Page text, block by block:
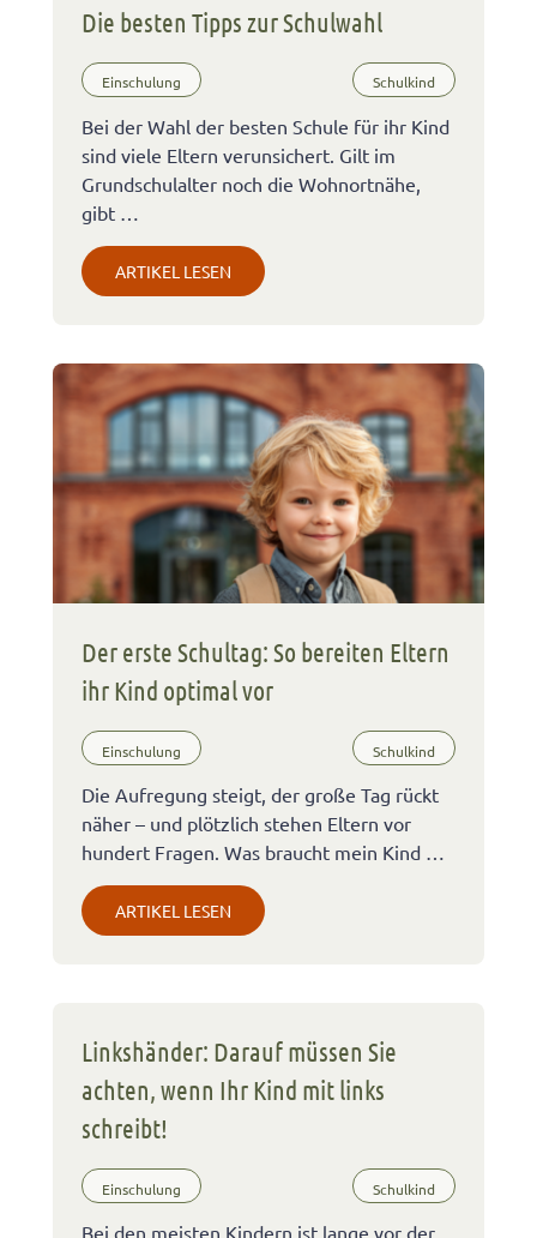
Die besten Tipps zur Schulwahl
Einschulung Schulkind
Bei der Wahl der besten Schule für ihr Kind
sind viele Eltern verunsichert. Gilt im
Grundschulalter noch die Wohnortnähe,
gibt …
ARTIKEL LESEN
Der erste Schultag: So bereiten Eltern
ihr Kind optimal vor
Einschulung Schulkind
Die Aufregung steigt, der große Tag rückt
näher – und plötzlich stehen Eltern vor
hundert Fragen. Was braucht mein Kind …
ARTIKEL LESEN
Linkshänder: Darauf müssen Sie
achten, wenn Ihr Kind mit links
schreibt!
Einschulung Schulkind
Bei den meisten Kindern ist lange vor der